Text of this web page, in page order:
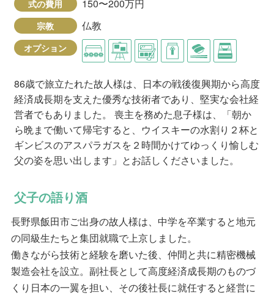
式の費用 150〜200万円
宗教 仏教
オプション
86歳で旅立たれた故人様は、日本の戦後復興期から高度
経済成長期を支えた優秀な技術者であり、堅実な会社経
営者でもありました。 喪主を務めた息子様は、「朝か
ら晩まで働いて帰宅すると、ウイスキーの水割り２杯と
ギンビスのアスパラガスを２時間かけてゆっくり愉しむ
父の姿を思い出します」とお話しくださいました。
父子の語り酒
長野県飯田市ご出身の故人様は、中学を卒業すると地元
の同級生たちと集団就職で上京しました。
働きながら技術と経験を磨いた後、仲間と共に精密機械
製造会社を設立。副社長として高度経済成長期のものづ
くり日本の一翼を担い、その後社長に就任すると経営に